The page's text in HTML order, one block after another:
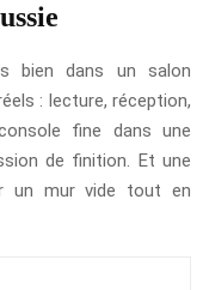
bien dans un salon
: lecture, réception,
fine dans une
de finition. Et une
un mur vide tout en